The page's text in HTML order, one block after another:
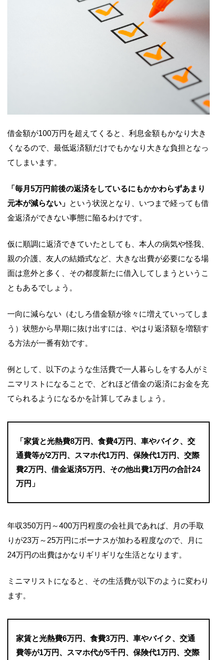
借金額が100万円を超えてくると、利息金額もかなり大き
くなるので、最低返済額だけでもかなり大きな負担となっ
てしまいます。
「毎月5万円前後の返済をしているにもかかわらずあまり
元本が減らない」 という状況となり、いつまで経っても借
金返済ができない事態に陥るわけです。
仮に順調に返済できていたとしても、本人の病気や怪我、
親の介護、友人の結婚式など、大きな出費が必要になる場
面は意外と多く、その都度新たに借入してしまうというこ
ともあるでしょう。
一向に減らない（むしろ借金額が徐々に増えていってしま
う）状態から早期に抜け出すには、やはり返済額を増額す
る方法が一番有効です。
例として、以下のような生活費で一人暮らしをする人がミ
ニマリストになることで、どれほど借金の返済にお金を充
てられるようになるかを計算してみましょう。
「家賃と光熱費8万円、食費4万円、車やバイク、交
通費等が2万円、スマホ代1万円、保険代1万円、交際
費2万円、借金返済5万円、その他出費1万円の合計24
万円」
年収350万円～400万円程度の会社員であれば、月の手取
りが23万～25万円にボーナスが加わる程度なので、月に
24万円の出費はかなりギリギリな生活となります。
ミニマリストになると、その生活費が以下のように変わり
ます。
家賃と光熱費6万円、食費3万円、車やバイク、交通
費等が1万円、スマホ代が5千円、保険代1万円、交際